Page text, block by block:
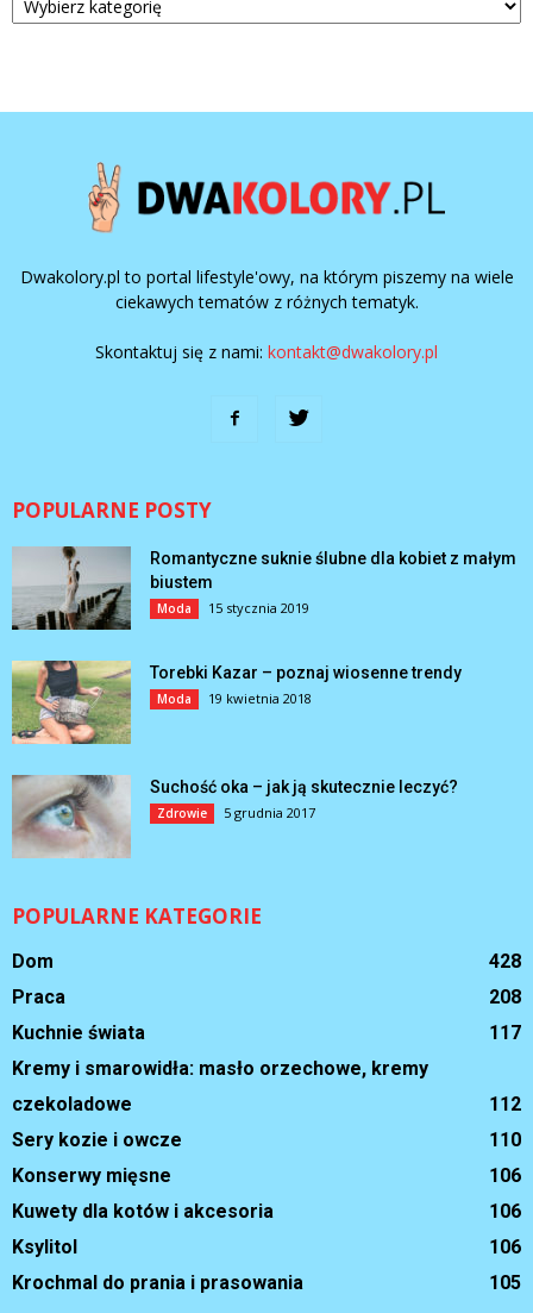
Dwakolory.pl to portal lifestyle'owy, na którym piszemy na wiele
ciekawych tematów z różnych tematyk.
Skontaktuj się z nami: kontakt@dwakolory.pl
POPULARNE POSTY
Romantyczne suknie ślubne dla kobiet z małym
biustem
Moda 15 stycznia 2019
Torebki Kazar – poznaj wiosenne trendy
Moda 19 kwietnia 2018
Suchość oka – jak ją skutecznie leczyć?
Zdrowie 5 grudnia 2017
POPULARNE KATEGORIE
Dom
428
Praca
208
Kuchnie świata
117
Kremy i smarowidła: masło orzechowe, kremy
czekoladowe
112
Sery kozie i owcze
110
Konserwy mięsne
106
Kuwety dla kotów i akcesoria
106
Ksylitol
106
Krochmal do prania i prasowania
105